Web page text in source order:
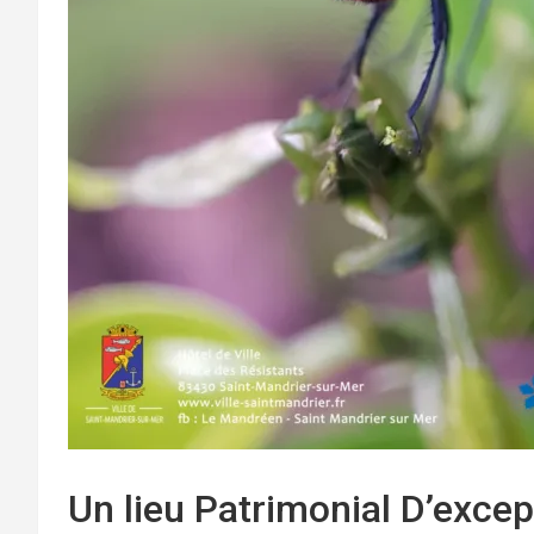
Un lieu Patrimonial